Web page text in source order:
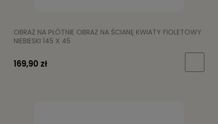
OBRAZ NA PŁÓTNIE OBRAZ NA ŚCIANĘ KWIATY FIOLETOWY
NIEBIESKI 145 X 45
169,90 zł